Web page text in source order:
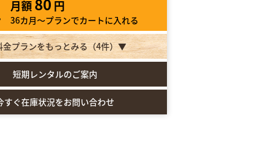
月額 円
36カ月～プランでカートに入れる
プランをもっとみる（4件）▼
短期レンタルのご案内
すぐ在庫状況をお問い合わせ